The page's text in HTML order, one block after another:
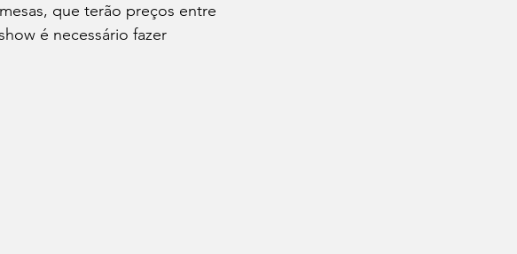
que terão preços entre
é necessário fazer